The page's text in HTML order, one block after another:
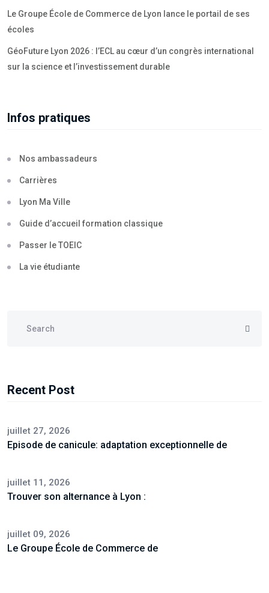
Le Groupe École de Commerce de Lyon lance le portail de ses
écoles
GéoFuture Lyon 2026 : l’ECL au cœur d’un congrès international
sur la science et l’investissement durable
Infos pratiques
Nos ambassadeurs
Carrières
Lyon Ma Ville
Guide d’accueil formation classique
Passer le TOEIC
La vie étudiante
Recent Post
juillet 27, 2026
Episode de canicule: adaptation exceptionnelle de
juillet 11, 2026
Trouver son alternance à Lyon :
juillet 09, 2026
Le Groupe École de Commerce de